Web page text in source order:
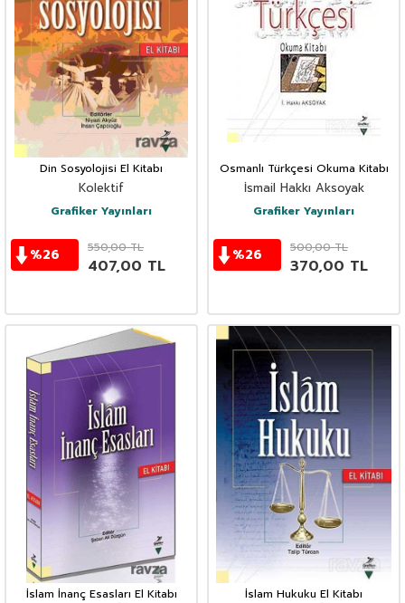
Din Sosyolojisi El Kitabı
Kolektif
Grafiker Yayınları
%26 550,00TL
407,00 TL
Osmanlı Türkçesi Okuma Kitabı
İsmail Hakkı Aksoyak
Grafiker Yayınları
%26 500,00TL
370,00 TL
İslam İnanç Esasları El Kitabı İslam Hukuku El Kitabı